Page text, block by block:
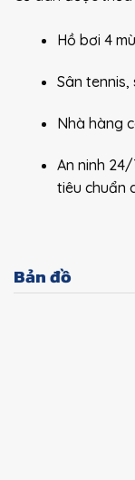
Hồ bơi 4
Sân
Nhà hàng
An ninh
tiêu chuẩn
Bản đồ